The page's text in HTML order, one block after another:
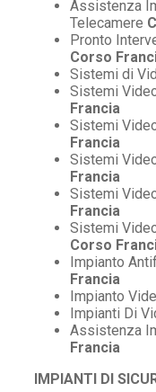
Assistenza
Telecamere
Pronto
Corso
Sistemi di
Sistemi
Francia
Sistemi
Francia
Sistemi
Francia
Sistemi
Francia
Sistemi
Corso
Impianto
Francia
Impianto
Impianti Di
Assistenza
Francia
IMPIANTI DI